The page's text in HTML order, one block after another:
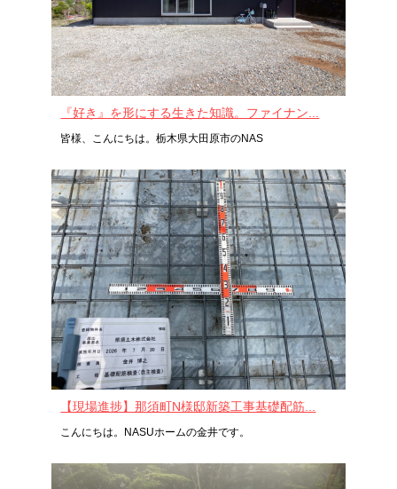
『好き』を形にする生きた知識。ファイナン...
皆様、こんにちは。栃木県大田原市のNAS
【現場進捗】那須町N様邸新築工事基礎配筋...
こんにちは。NASUホームの金井です。